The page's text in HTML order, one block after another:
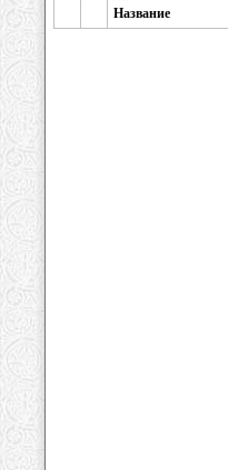
Название